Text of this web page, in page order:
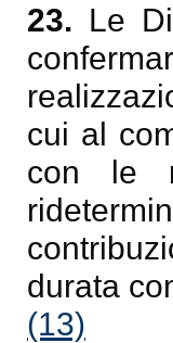
23. Le
cui al
con le
durata
(13)